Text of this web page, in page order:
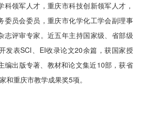
科领军人才，重庆市科技创新领军人才，
委员会委员，重庆市化学化工学会副理事
志评审专家。近五年主持国家级、省部级
发表SCI、EI收录论文20余篇，获国家授
编出版专著、教材和论文集近10部，获省
和重庆市教学成果奖5项。